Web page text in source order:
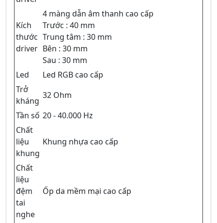
Kích
thước
driver
4 màng dẫn âm thanh cao cấp
Trước : 40 mm
Trung tâm : 30 mm
Bên : 30 mm
Sau : 30 mm
Led
Led RGB cao cấp
Trở
kháng
32 Ohm
Tần số 20 - 40.000 Hz
Chất
liệu
khung
Khung nhựa cao cấp
Chất
liệu
đệm
tai
nghe
Ốp da mềm mại cao cấp